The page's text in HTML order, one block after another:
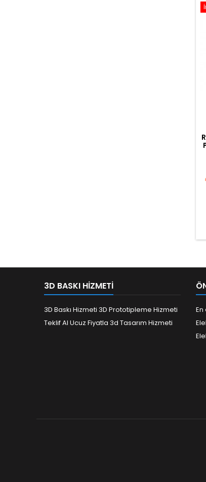
3D BASKI HIZMETI
3D Baskı Hizmeti 3D Prototipleme Hizmeti
Teklif Al Ucuz Fiyatla 3d Tasarım Hizmeti
En